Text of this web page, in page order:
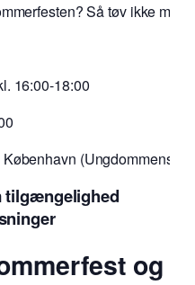
Så tøv ikke
16:00-18:00
(Ungdommens
tilgængelighed
og